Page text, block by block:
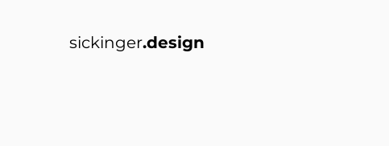
sickinger.design